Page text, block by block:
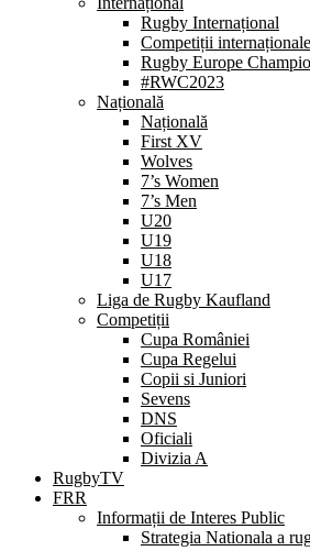
Rugby Internațional
Competiții internaționale
Rugby Europe
#RWC2023
Națională
Națională
First XV
Wolves
7’s Women
7’s Men
U20
U19
U18
U17
Liga de Rugby Kaufland
Competiții
Cupa României
Cupa Regelui
Copii si Juniori
Sevens
DNS
Oficiali
Divizia A
RugbyTV
FRR
Informații de Interes Public
Strategia Nationala a